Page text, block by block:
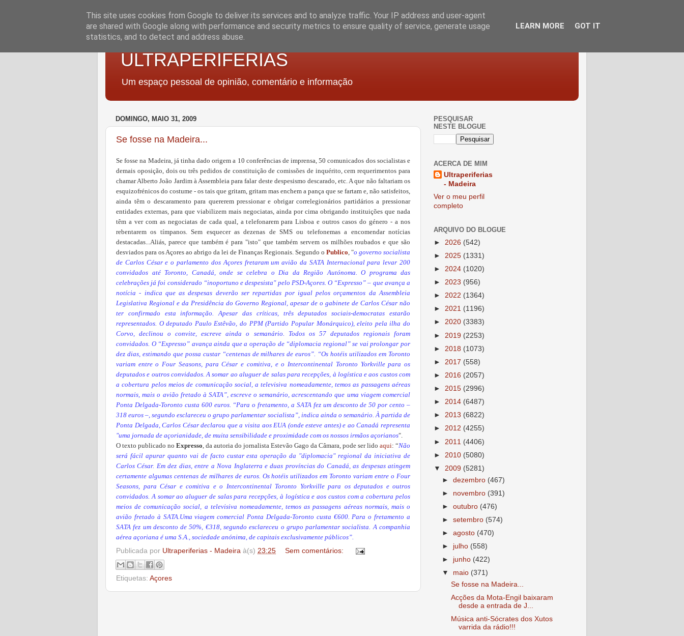
ULTRAPERIFERIAS
Um espaço pessoal de opinião, comentário e informação
DOMINGO, MAIO 31, 2009
Se fosse na Madeira...
Se fosse na Madeira, já tinha dado origem a 10 conferências de imprensa, 50 comunicados dos socialistas e
demais oposição, dois ou três pedidos de constituição de comissões de inquérito, cem requerimentos para
chamar Alberto João Jardim à Assembleia para falar deste despesismo descarado, etc. A que não faltariam os
esquizofrénicos do costume - os tais que gritam, gritam mas enchem a pança que se fartam e, não satisfeitos,
ainda têm o descaramento para quererem pressionar e obrigar correlegionários partidários a pressionar
entidades externas, para que viabilizem mais negociatas, ainda por cima obrigando instituições que nada
têm a ver com as negociatas de cada qual, a telefonarem para Lisboa e outros casos do género - a nos
rebentarem os tímpanos. Sem esquecer as dezenas de SMS ou telefonemas a encomendar notícias
destacadas...Aliás, parece que tambémé para "isto" que também servem os milhões roubados e que são
desviados para os Açores ao abrigo da lei de Finanças Regionais. Segundo o Publico, "o governo socialista
de Carlos César e o parlamento dos Açores fretaram um avião da SATA Internacional para levar 200
convidados até Toronto, Canadá, onde se celebra o Dia da Região Autónoma. O programa das
celebrações já foi considerado “inoportuno e despesista" pelo PSD-Açores. O “Expresso” – que avança a
notícia - indica que as despesas deverão ser repartidas por igual pelos orçamentos da Assembleia
Legislativa Regional e da Presidência do Governo Regional, apesar de o gabinete de Carlos César não
ter confirmado esta informação. Apesar das críticas, três deputados sociais-democratas estarão
representados. O deputado Paulo Estêvão, do PPM (Partido Popular Monárquico), eleito pela ilha do
Corvo, declinou o convite, escreve ainda o semanário. Todos os 57 deputados regionais foram
convidados. O “Expresso” avança ainda que a operação de “diplomacia regional” se vai prolongar por
dez dias, estimando que possa custar “centenas de milhares de euros”. “Os hotéis utilizados em Toronto
variam entre o Four Seasons, para César e comitiva, e o Intercontinental Toronto Yorkville para os
deputados e outros convidados. A somar ao aluguer de salas para recepções, à logística e aos custos com
a cobertura pelos meios de comunicação social, a televisiva nomeadamente, temos as passagens aéreas
normais, mais o avião fretado à SATA”, escreve o semanário, acrescentando que uma viagem comercial
Ponta Delgada-Toronto custa 600 euros. “Para o fretamento, a SATA fez um desconto de 50 por cento –
318 euros –, segundo esclareceu o grupo parlamentar socialista”, indica ainda o semanário. À partida de
Ponta Delgada, Carlos César declarou que a visita aos EUA (onde esteve antes) e ao Canadá representa
"uma jornada de açorianidade, de muita sensibilidade e proximidade com os nossos irmãos açorianos".
O texto publicado no Expresso, da autoria do jornalista Estevão Gago da Câmara, pode ser lido aqui: “Não
será fácil apurar quanto vai de facto custar esta operação da "diplomacia" regional da iniciativa de
Carlos César. Em dez dias, entre a Nova Inglaterra e duas províncias do Canadá, as despesas atingem
certamente algumas centenas de milhares de euros. Os hotéis utilizados em Toronto variam entre o Four
Seasons, para César e comitiva e o Intercontinental Toronto Yorkville para os deputados e outros
convidados. A somar ao aluguer de salas para recepções, à logística e aos custos com a cobertura pelos
meios de comunicação social, a televisiva nomeadamente, temos as passagens aéreas normais, mais o
avião fretado à SATA.Uma viagem comercial Ponta Delgada-Toronto custa €600. Para o fretamento a
SATA fez um desconto de 50%, €318, segundo esclareceu o grupo parlamentar socialista. A companhia
aérea açoriana é uma S.A., sociedade anónima, de capitais exclusivamente públicos”.
Publicada por Ultraperiferias - Madeira à(s) 23:25 Sem comentários:
Etiquetas: Açores
PESQUISAR
NESTE BLOGUE
ACERCA DE MIM
Ultraperiferias
- Madeira
Ver o meu perfil
completo
ARQUIVO DO BLOGUE
► 2026 (542)
► 2025 (1331)
► 2024 (1020)
► 2023 (956)
► 2022 (1364)
► 2021 (1196)
► 2020 (3383)
► 2019 (2253)
► 2018 (1073)
► 2017 (558)
► 2016 (2057)
► 2015 (2996)
► 2014 (6487)
► 2013 (6822)
► 2012 (4255)
► 2011 (4406)
► 2010 (5080)
▼ 2009 (5281)
►dezembro (467)
► novembro (391)
►outubro (476)
►setembro (574)
►agosto (470)
► julho (558)
► junho (422)
▼ maio (371)
Se fosse na Madeira...
Acções da Mota-Engil baixaram
desde a entrada de J...
Música anti-Sócrates dos Xutos
varrida da rádio!!!
This site uses cookies from Google to deliver its services and to analyze traffic. Your IP address and user-agent
are shared with Google along with performance and security metrics to ensure quality of service, generate usage
statistics, and to detect and address abuse.
LEARN MORE GOT IT